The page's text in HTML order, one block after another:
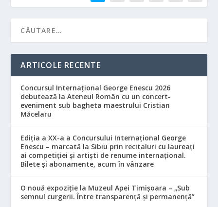
ARTICOLE RECENTE
Concursul Internațional George Enescu 2026
debutează la Ateneul Român cu un concert-
eveniment sub bagheta maestrului Cristian
Măcelaru
Ediția a XX-a a Concursului Internațional George
Enescu – marcată la Sibiu prin recitaluri cu laureați
ai competiției și artiști de renume internațional.
Bilete și abonamente, acum în vânzare
O nouă expoziție la Muzeul Apei Timișoara – „Sub
semnul curgerii. Între transparență și permanență”